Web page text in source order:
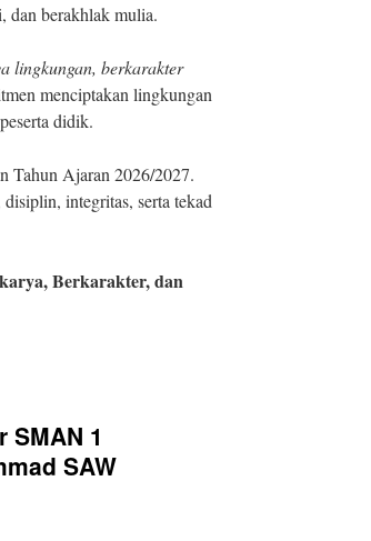
dan berakhlak mulia.
lingkungan, berkarakter
menciptakan lingkungan
didik.
Tahun Ajaran 2026/2027.
integritas, serta tekad
Berkarakter, dan
1
SAW